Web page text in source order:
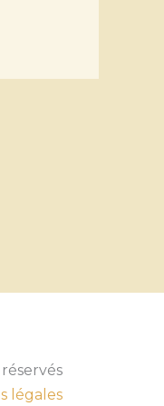
légales